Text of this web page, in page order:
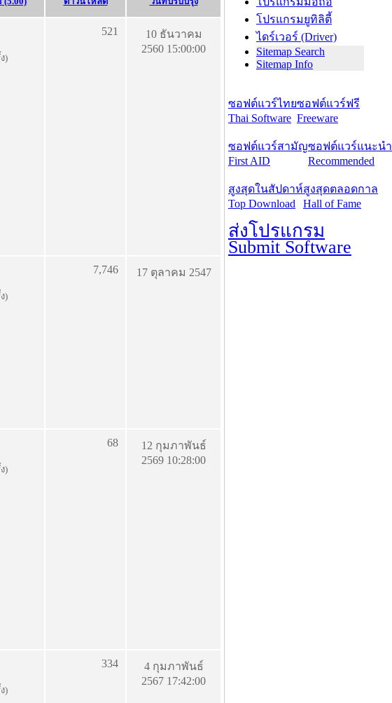
)
521
10 ธันวาคม
2560 15:00:00
)
7,746 17 ตุลาคม 2547
)
68
12 กุมภาพันธ์
2569 10:28:00
)
334
4 กุมภาพันธ์
2567 17:42:00
โปรแกรมยูทิลิตี้
ไดร์เวอร์ (Driver)
Sitemap Search
Sitemap Info
ซอฟต์แวร์ไทย
Thai Software
ซอฟต์แวร์ฟรี
Freeware
ซอฟต์แวร์สามัญ
First AID
ซอฟต์แวร์แนะนำ
Recommended
สูงสุดในสัปดาห์
Top Download
สูงสุดตลอดกาล
Hall of Fame
ส่งโปรแกรม
Submit Software